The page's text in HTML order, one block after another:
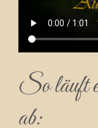
So läuft
ab: